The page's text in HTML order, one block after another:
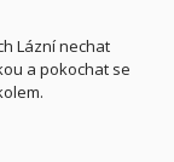
Lázní nechat
a pokochat se